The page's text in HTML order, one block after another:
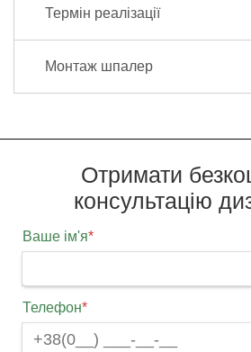
Термін реалізації
Монтаж шпалер
Отримати
консультацію
Ваше ім'я*
Телефон*